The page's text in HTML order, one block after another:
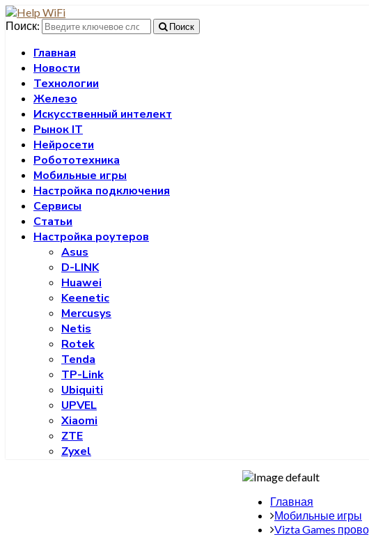
Поиск: Поиск
Главная
Новости
Технологии
Железо
Искусственный интелект
Рынок IT
Нейросети
Робототехника
Мобильные игры
Настройка подключения
Сервисы
Статьи
Настройка роутеров
Asus
D-LINK
Huawei
Keenetic
Mercusys
Netis
Rotek
Tenda
TP-Link
Ubiquiti
UPVEL
Xiaomi
ZTE
Zyxel
Главная
Мобильные игры
Vizta Games